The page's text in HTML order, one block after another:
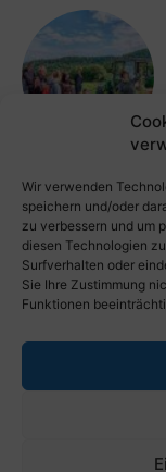
Wir verwenden
speichern und/oder
zu verbessern und um
diesen Technologien
Surfverhalten oder
Sie Ihre Zustimmung
Funktionen
wichtige